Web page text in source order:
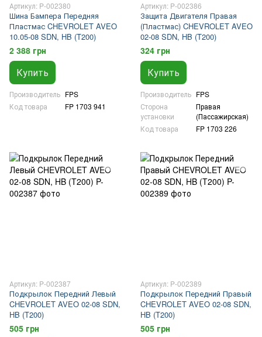
Артикул: P-002380
Шина Бампера Передняя
Пластмас CHEVROLET AVEO
10.05-08 SDN, HB (T200)
2 388 грн
Купить
Производитель FPS
Код товара
FP 1703 941
Артикул: P-002386
Защита Двигателя Правая
(Пластмас) CHEVROLET AVEO
02-08 SDN, HB (T200)
324 грн
Купить
Производитель FPS
Сторона
установки
Правая
(Пассажирская)
Код товара
FP 1703 226
Артикул: P-002387
Подкрылок Передний Левый
CHEVROLET AVEO 02-08 SDN,
HB (T200)
505 грн
Артикул: P-002389
Подкрылок Передний Правый
CHEVROLET AVEO 02-08 SDN,
HB (T200)
505 грн